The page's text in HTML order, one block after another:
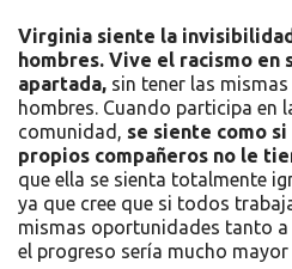
Virginia siente la
hombres. Vive el racismo en
apartada, sin tener las
hombres. Cuando participa en
comunidad, se siente como
propios compañeros no le
que ella se sienta totalmente
ya que cree que si todos
mismas oportunidades tanto
el progreso sería mucho